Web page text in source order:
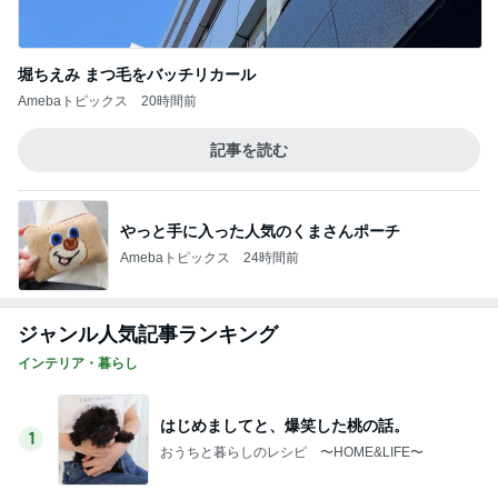
堀ちえみ まつ毛をバッチリカール
Amebaトピックス 20時間前
記事を読む
やっと手に入った人気のくまさんポーチ
Amebaトピックス 24時間前
ジャンル人気記事ランキング
インテリア・暮らし
1
はじめましてと、爆笑した桃の話。
おうちと暮らしのレシピ 〜HOME&LIFE〜